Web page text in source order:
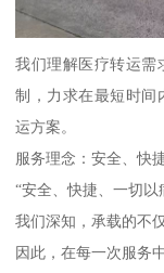
我们理解医疗转运需
制，力求在最短时间
运方案。
服务理念：安全、快
“安全、快捷、一切以
我们深知，承载的不
因此，在每一次服务